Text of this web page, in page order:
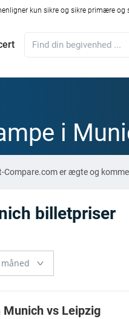
kun sikre og sikre primære og
i
Compare.com er ægte og
billetpriser
Munich vs Leipzig